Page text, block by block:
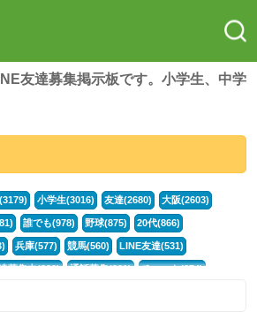
友達募集掲示板です。小学生、中学
小学生(3016) 友達(2680) 大阪(2603)
誰でも(978) 野球(875) 20代(866)
兵庫(577) 競馬(560) LINE友達(531)
募集中(382) 通話募集(381) チャット(374)